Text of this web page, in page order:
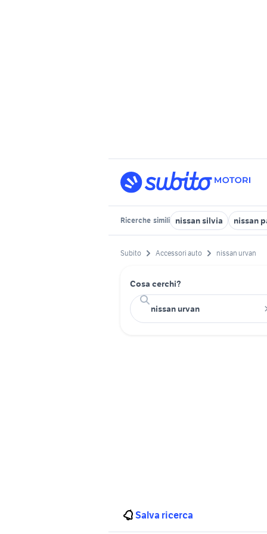
Ricerche simili nissan silvia nissan
Subito Accessori auto nissan urvan
Cosa cerchi?
Salva ricerca